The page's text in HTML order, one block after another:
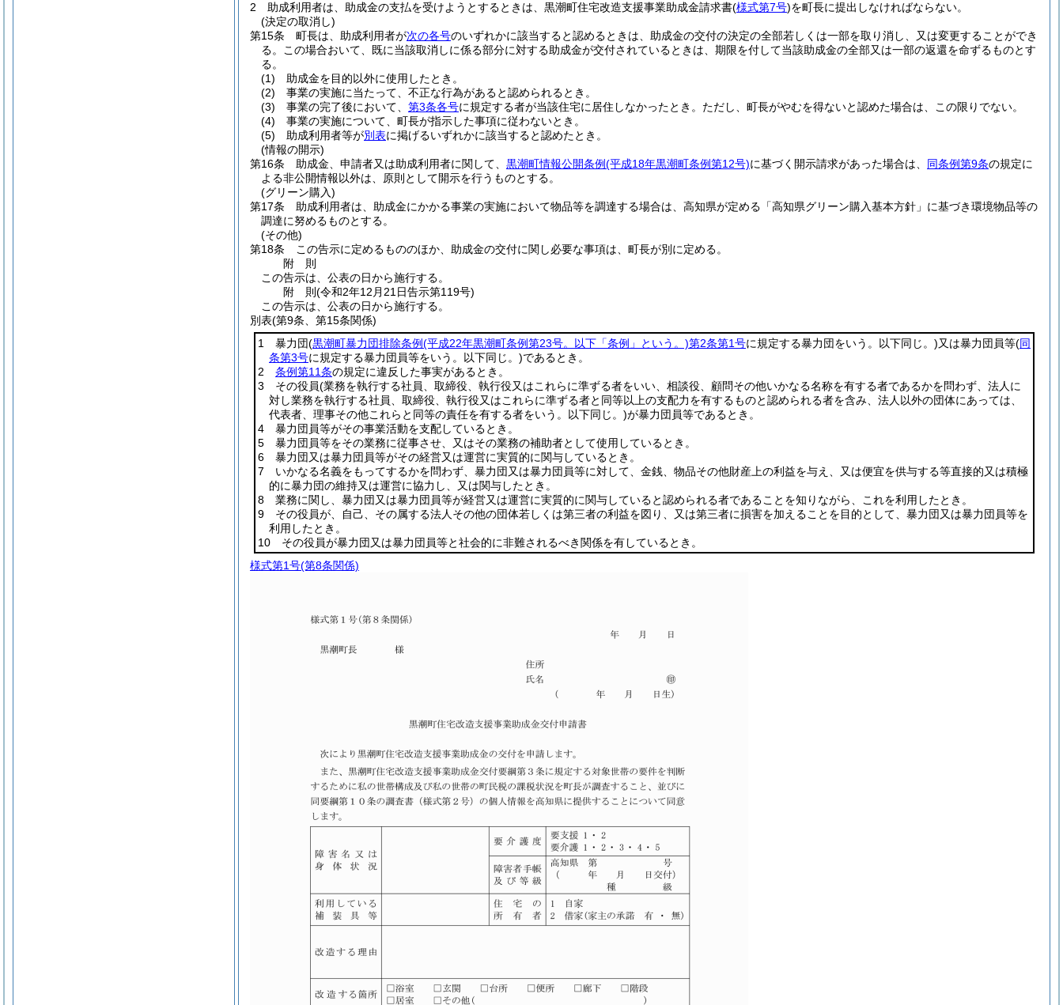
2
助成利用者は、助成金の支払を受けようとするときは、黒潮町住宅改造支援事業助成金請求書(様式第7号)を町長に提出しなければならない。
(決定の取消し)
第15条
町長は、助成利用者が次の各号のいずれかに該当すると認めるときは、助成金の交付の決定の全部若しくは一部を取り消し、又は変更することができ
る。
この場合おいて、既に当該取消しに係る部分に対する助成金が交付されているときは、期限を付して当該助成金の全部又は一部の返還を命ずるものとす
る。
(1)
助成金を目的以外に使用したとき。
(2)
事業の実施に当たって、不正な行為があると認められるとき。
(3)
事業の完了後において、 第3条各号に規定する者が当該住宅に居住しなかったとき。 ただし、町長がやむを得ないと認めた場合は、この限りでない。
(4)
事業の実施について、町長が指示した事項に従わないとき。
(5)
助成利用者等が別表に掲げるいずれかに該当すると認めたとき。
(情報の開示)
第16条
助成金、申請者又は助成利用者に関して、 黒潮町情報公開条例(平成18年黒潮町条例第12号)に基づく開示請求があった場合は、 同条例第9条の規定に
よる非公開情報以外は、原則として開示を行うものとする。
(グリーン購入)
第17条
助成利用者は、助成金にかかる事業の実施において物品等を調達する場合は、高知県が定める「高知県グリーン購入基本方針」に基づき環境物品等の
調達に努めるものとする。
(その他)
第18条
この告示に定めるもののほか、助成金の交付に関し必要な事項は、町長が別に定める。
附 則
この告示は、公表の日から施行する。
附 則(令和2年12月21日告示第119号)
この告示は、公表の日から施行する。
別表(第9条、第15条関係)
1 暴力団(黒潮町暴力団排除条例(平成22年黒潮町条例第23号。以下「条例」という。)第2条第1号に規定する暴力団をいう。以下同じ。)又は暴力団員等(同
条第3号に規定する暴力団員等をいう。以下同じ。)であるとき。
2 条例第11条の規定に違反した事実があるとき。
3 その役員(業務を執行する社員、取締役、執行役又はこれらに準ずる者をいい、相談役、顧問その他いかなる名称を有する者であるかを問わず、法人に
対し業務を執行する社員、取締役、執行役又はこれらに準ずる者と同等以上の支配力を有するものと認められる者を含み、法人以外の団体にあっては、
代表者、理事その他これらと同等の責任を有する者をいう。以下同じ。)が暴力団員等であるとき。
4 暴力団員等がその事業活動を支配しているとき。
5 暴力団員等をその業務に従事させ、又はその業務の補助者として使用しているとき。
6 暴力団又は暴力団員等がその経営又は運営に実質的に関与しているとき。
7 いかなる名義をもってするかを問わず、暴力団又は暴力団員等に対して、金銭、物品その他財産上の利益を与え、又は便宜を供与する等直接的又は積極
的に暴力団の維持又は運営に協力し、又は関与したとき。
8 業務に関し、暴力団又は暴力団員等が経営又は運営に実質的に関与していると認められる者であることを知りながら、これを利用したとき。
9 その役員が、自己、その属する法人その他の団体若しくは第三者の利益を図り、又は第三者に損害を加えることを目的として、暴力団又は暴力団員等を
利用したとき。
10 その役員が暴力団又は暴力団員等と社会的に非難されるべき関係を有しているとき。
様式第1号(第8条関係)